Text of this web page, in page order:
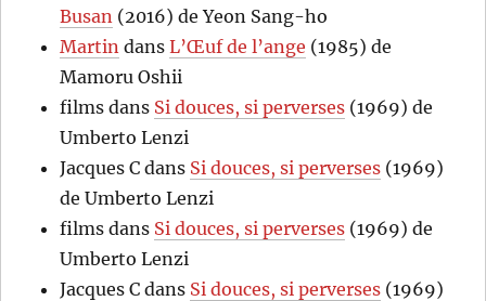
Busan (2016) de Yeon Sang-ho
Martin dansL’Œuf de l’ange (1985) de
Mamoru Oshii
films dans Si douces, si perverses (1969) de
Umberto Lenzi
Jacques C dans Si douces, si perverses (1969)
de Umberto Lenzi
films dans Si douces, si perverses (1969) de
Umberto Lenzi
Jacques C dans Si douces, si perverses (1969)